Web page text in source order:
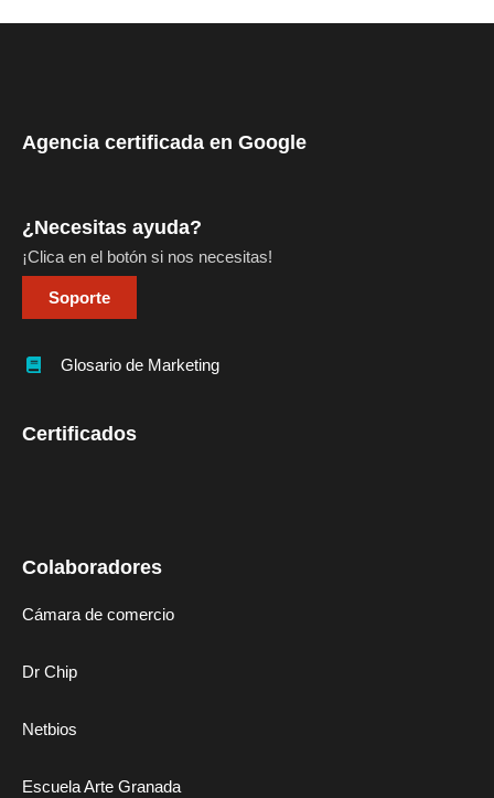
Agencia certificada en Google
¿Necesitas ayuda?
¡Clica en el botón si nos necesitas!
Soporte
Glosario de Marketing
Certificados
Colaboradores
Cámara de comercio
Dr Chip
Netbios
Escuela Arte Granada